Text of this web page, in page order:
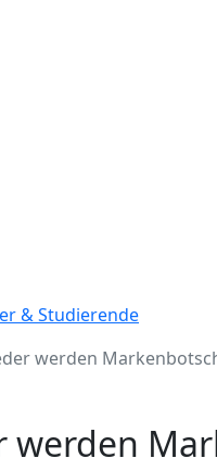
& Studierende
werden
werden